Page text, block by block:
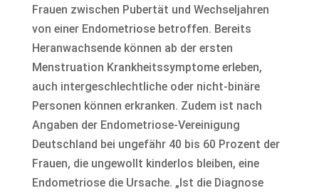
Frauen zwischen Pubertät und Wechseljahren
von einer Endometriose betroffen. Bereits
Heranwachsende können ab der ersten
Menstruation Krankheitssymptome erleben,
auch intergeschlechtliche oder nicht-binäre
Personen können erkranken. Zudem ist nach
Angaben der Endometriose-Vereinigung
Deutschland bei ungefähr 40 bis 60 Prozent der
Frauen, die ungewollt kinderlos bleiben, eine
Endometriose die Ursache. „Ist die Diagnose